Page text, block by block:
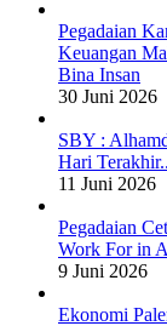
Pegadaian
Keuangan
Bina Insan
30 Juni 2026
SBY :
Hari
11 Juni 2026
Pegadaian
Work For in
9 Juni 2026
Ekonomi